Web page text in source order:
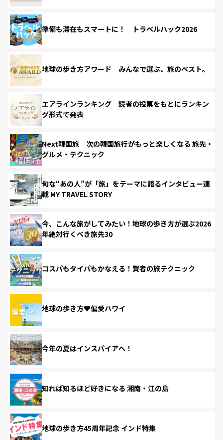
準備も滞在もスマートに！ トラベルハック2026
地球の歩き方アワード みんなで選ぶ、旅のベスト。
エアラインランキング 読者の投票をもとにランキン
グ形式で発表
Next韓国旅 次の韓国旅行がもっと楽しくなる 旅先・
グルメ・テクニック
旬な“あの人”が「旅」をテーマに語るインタビュー連
載 MY TRAVEL STORY
今、こんな旅がしてみたい！地球の歩き方が選ぶ2026
年絶対行くべき旅先30
コスパもタイパもかなえる！賢者の旅テクニック
地球の歩き方♥偏愛ハワイ
今年の夏はインスパイアへ！
知れば知るほど好きになる 湘南・江の島
地球の歩き方45周年記念 インド特集